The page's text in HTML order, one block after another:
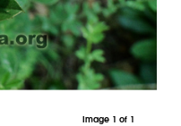
Image 1 of 1